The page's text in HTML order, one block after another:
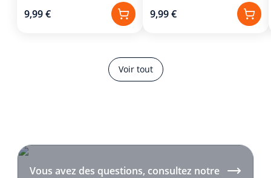
Voir tout
9,99 € 9,99 €
Vous avez des questions, consultez notre